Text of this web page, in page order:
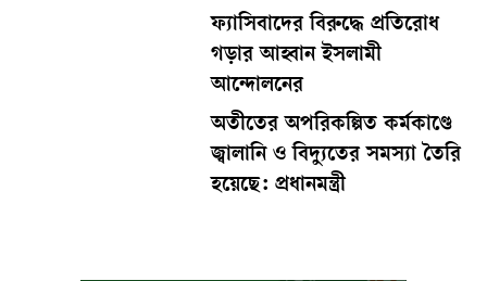
ফ্যাসিবাদের বিরুদ্ধে প্রতিরোধ
গড়ার আহ্বান ইসলামী
আন্দোলনের
অতীতের অপরিকল্পিত কর্মকাণ্ডে
জ্বালানি ও বিদ্যুতের সমস্যা তৈরি
হয়েছে: প্রধানমন্ত্রী